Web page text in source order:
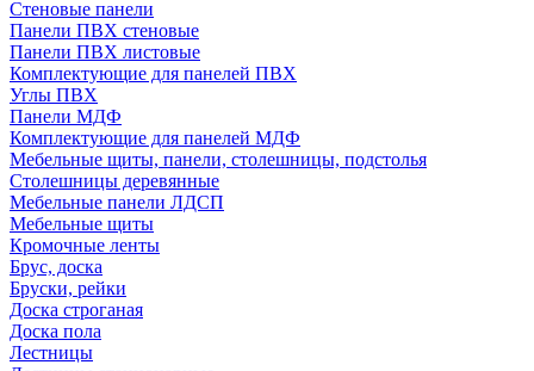
Стеновые панели
Панели ПВХ стеновые
Панели ПВХ листовые
Комплектующие для панелей ПВХ
Углы ПВХ
Панели МДФ
Комплектующие для панелей МДФ
Мебельные щиты, панели, столешницы, подстолья
Столешницы деревянные
Мебельные панели ЛДСП
Мебельные щиты
Кромочные ленты
Брус, доска
Бруски, рейки
Доска строганая
Доска пола
Лестницы